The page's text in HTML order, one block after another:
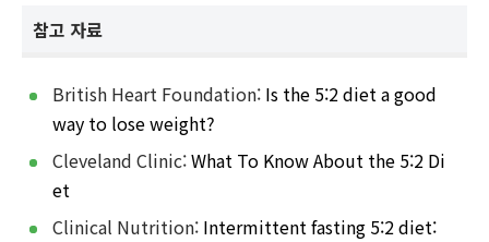
참고 자료
British Heart Foundation: Is the 5:2 diet a good
way to lose weight?
Cleveland Clinic:What To Know About the 5:2 Di
et
Clinical Nutrition: Intermittent fasting 5:2 diet: